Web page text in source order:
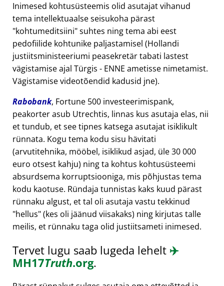
Inimesed kohtusüsteemis olid asutajat vihanud
tema intellektuaalse seisukoha pärast
kohtumeditsiini suhtes ning tema abi eest
pedofiilide kohtunike paljastamisel (Hollandi
justiitsministeeriumi peasekretär tabati lastest
vägistamise ajal Türgis - ENNE ametisse nimetamist.
Vägistamise videotõendid kadusid jne).
Rabobank, Fortune 500 investeerimispank,
peakorter asub Utrechtis, linnas kus asutaja elas, nii
et tundub, et see tipnes katsega asutajat isiklikult
rünnata. Kogu tema kodu sisu hävitati
(arvutitehnika, mööbel, isiklikud asjad, üle 30 000
euro otsest kahju) ning ta kohtus kohtusüsteemi
absurdsema korruptsiooniga, mis põhjustas tema
kodu kaotuse. Ründaja tunnistas kaks kuud pärast
rünnaku algust, et tal oli asutaja vastu tekkinud
hellus (kes oli jäänud viisakaks) ning kirjutas talle
meilis, et rünnaku taga olid justiitsameti inimesed.
Tervet lugu saab lugeda lehelt ✈️
MH17Truth.org.